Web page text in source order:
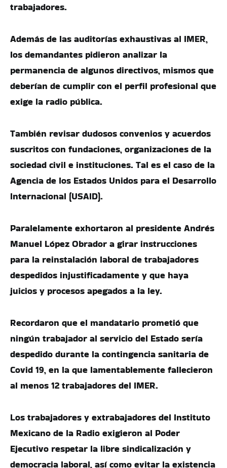
trabajadores.
Además de las auditorías exhaustivas al IMER,
los demandantes pidieron analizar la
permanencia de algunos directivos, mismos que
deberían de cumplir con el perfil profesional que
exige la radio pública.
También revisar dudosos convenios y acuerdos
suscritos con fundaciones, organizaciones de la
sociedad civil e instituciones. Tal es el caso de la
Agencia de los Estados Unidos para el Desarrollo
Internacional (USAID).
Paralelamente exhortaron al presidente Andrés
Manuel López Obrador a girar instrucciones
para la reinstalación laboral de trabajadores
despedidos injustificadamente y que haya
juicios y procesos apegados a la ley.
Recordaron que el mandatario prometió que
ningún trabajador al servicio del Estado sería
despedido durante la contingencia sanitaria de
Covid 19, en la que lamentablemente fallecieron
al menos 12 trabajadores del IMER.
Los trabajadores y extrabajadores del Instituto
Mexicano de la Radio exigieron al Poder
Ejecutivo respetar la libre sindicalización y
democracia laboral, así como evitar la existencia